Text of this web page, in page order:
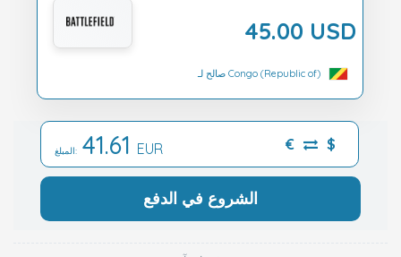
45.00 USD
صالح لـ Congo (Republic of)
المبلغ: 41.61 EUR € $
الشروع في الدفع